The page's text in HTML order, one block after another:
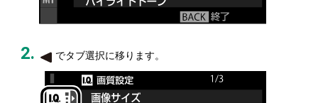
でタブ選択に移ります。